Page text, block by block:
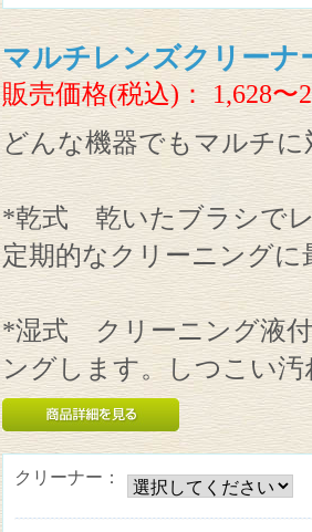
マルチレンズクリーナ
販売価格(税込)：1,628〜
どんな機器でもマルチ
*乾式 乾いたブラシで
定期的なクリーニングに
*湿式 クリーニング液
ングします。しつこい
クリーナー：